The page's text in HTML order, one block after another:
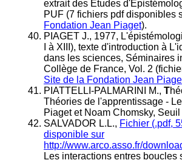
extrait des Etudes
PUF (7 fichiers pdf disponibles
Fondation Jean Piaget).
PIAGET J., 1977,
I à XIII), texte d'introduction à
dans les sciences, Séminaires
Collège de France, Vol. 2
Site de la Fondation Jean
PIATTELLI-PALMARINI M., T
Théories de l'apprentissage -
Piaget et Noam Chomsky, Seuil
SALVADOR L.L., Fichier (.pdf,
disponible sur
http://www.arco.asso.fr/
Les interactions entres boucles